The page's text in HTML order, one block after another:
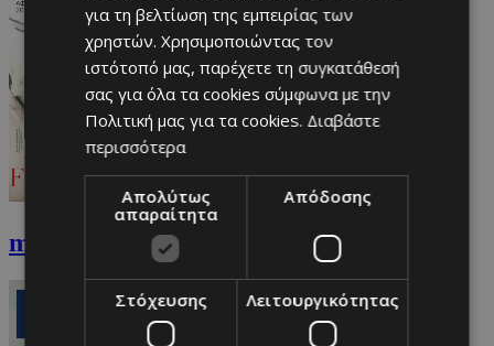
must Ιανουαρίου
για τη βελτίωση της εμπειρίας των
χρηστών. Χρησιμοποιώντας τον
ιστότοπό μας, παρέχετε τη συγκατάθεσή
σας για όλα τα cookies σύμφωνα με την
Πολιτική μας για τα cookies. Διαβάστε
περισσότερα
Απολύτως
απαραίτητα
Απόδοσης
Στόχευσης Λειτουργικότητας